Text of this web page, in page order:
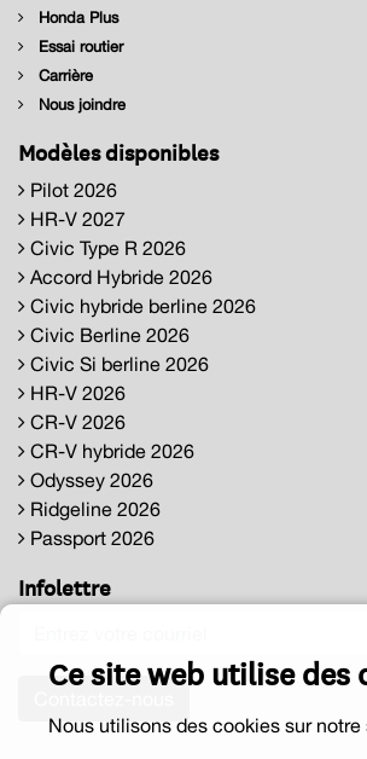
Honda Plus
Essai routier
Carrière
Nous joindre
Modèles disponibles
Pilot 2026
HR-V 2027
Civic Type R 2026
Accord Hybride 2026
Civic hybride berline 2026
Civic Berline 2026
Civic Si berline 2026
HR-V 2026
CR-V 2026
CR-V hybride 2026
Odyssey 2026
Ridgeline 2026
Passport 2026
Infolettre
Ce site web utilise des
Nous utilisons des cookies sur notre